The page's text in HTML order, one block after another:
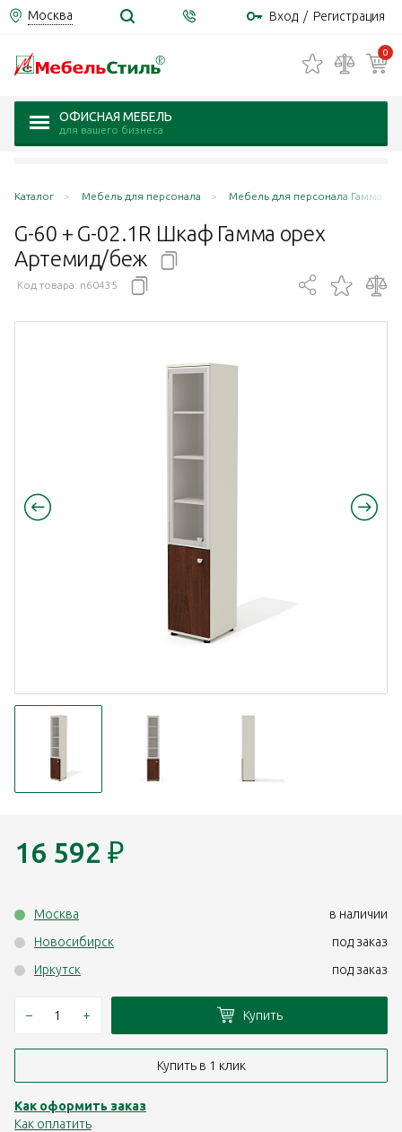
Москва Вход / Регистрация
0
ОФИСНАЯ МЕБЕЛЬ
для вашего бизнеса
Каталог Мебель для персонала Мебель для персонала Гамма /
G-60 + G-02.1R Шкаф Гамма орех
Артемид/беж
Код товара: n60435
16 592 ₽
Москва
в наличии
Новосибирск
под заказ
Иркутск
под заказ
– + Купить
Купить в 1 клик
Как оформить заказ
Как оплатить